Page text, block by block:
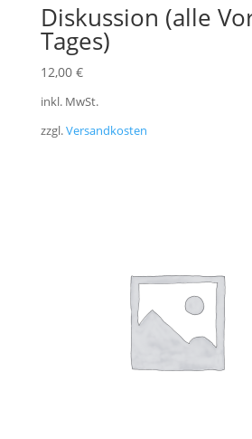
Diskussion (alle
Tages)
12,00 €
inkl. MwSt.
zzgl.Versandkosten